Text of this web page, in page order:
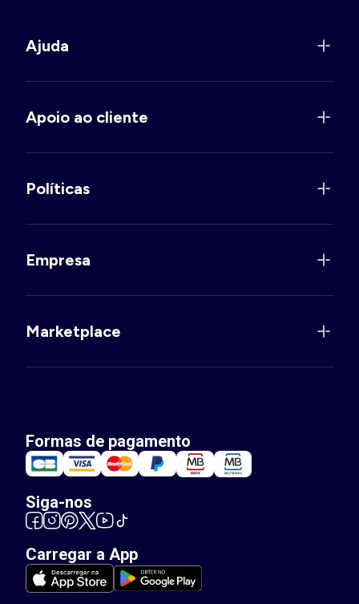
Ajuda
Apoio ao cliente
Políticas
Empresa
Marketplace
Formas de pagamento
Siga-nos
Carregar a App